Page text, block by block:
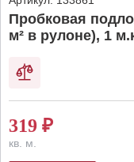
Пробковая
м² в рулоне), 1
319 ₽
кв. м.